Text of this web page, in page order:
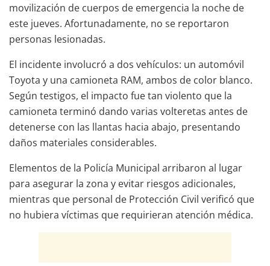
movilización de cuerpos de emergencia la noche de
este jueves. Afortunadamente, no se reportaron
personas lesionadas.
El incidente involucró a dos vehículos: un automóvil
Toyota y una camioneta RAM, ambos de color blanco.
Según testigos, el impacto fue tan violento que la
camioneta terminó dando varias volteretas antes de
detenerse con las llantas hacia abajo, presentando
daños materiales considerables.
Elementos de la Policía Municipal arribaron al lugar
para asegurar la zona y evitar riesgos adicionales,
mientras que personal de Protección Civil verificó que
no hubiera víctimas que requirieran atención médica.